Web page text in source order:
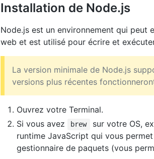
Installation de Node.js
Node.js est un environnement qui peut
web et est utilisé pour écrire et
La version minimale de Node.js
versions plus récentes
Ouvrez votre Terminal.
Si vous avez
brew
sur votre OS,
runtime JavaScript qui vous
gestionnaire de paquets (vous